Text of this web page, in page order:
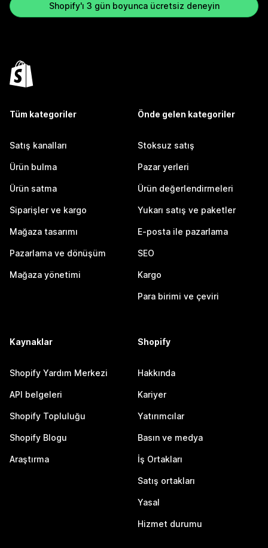
Shopify'ı 3 gün boyunca ücretsiz deneyin
Tüm kategoriler
Satış kanalları
Ürün bulma
Ürün satma
Siparişler ve kargo
Mağaza tasarımı
Pazarlama ve dönüşüm
Mağaza yönetimi
Önde gelen kategoriler
Stoksuz satış
Pazar yerleri
Ürün değerlendirmeleri
Yukarı satış ve paketler
E-posta ile pazarlama
SEO
Kargo
Para birimi ve çeviri
Kaynaklar
Shopify Yardım Merkezi
API belgeleri
Shopify Topluluğu
Shopify Blogu
Araştırma
Shopify
Hakkında
Kariyer
Yatırımcılar
Basın ve medya
İş Ortakları
Satış ortakları
Yasal
Hizmet durumu